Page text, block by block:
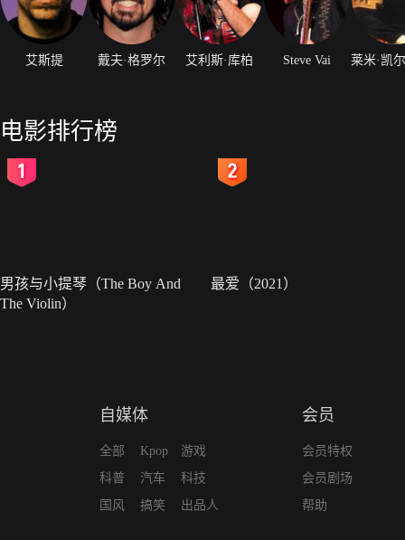
艾斯提 戴夫·格罗尔 艾利斯·库柏 Steve Vai
电影排行榜
男孩与小提琴（The Boy And
The Violin）
最爱（2021）
自媒体
全部
科普
国风
Kpop
汽车
搞笑
游戏
科技
出品人
会员
会员特权
会员剧场
帮助